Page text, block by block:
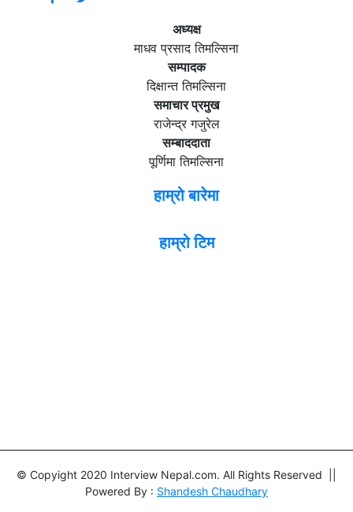
अध्यक्ष
माधव प्रसाद तिमल्सिना
सम्पादक
दिक्षान्त तिमल्सिना
समाचार प्रमुख
राजेन्द्र गजुरेल
सम्बाददाता
पूर्णिमा तिमल्सिना
हाम्रो बारेमा
हाम्रो टिम
© Copyight 2020 Interview Nepal.com. All Rights Reserved ||
Powered By : Shandesh Chaudhary